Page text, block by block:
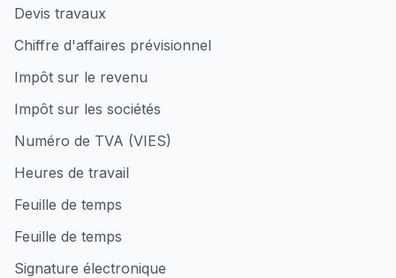
Devis travaux
Chiffre d'affaires prévisionnel
Impôt sur le revenu
Impôt sur les sociétés
Numéro de TVA (VIES)
Heures de travail
Feuille de temps
Feuille de temps
Signature électronique